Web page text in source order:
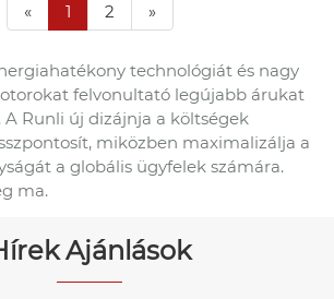
« 1 2 »
technológiát és nagy
felvonultató legújabb árukat
A Runli új dizájnja a költségek
miközben maximalizálja a
a globális ügyfelek számára.
ma.
Ajánlások